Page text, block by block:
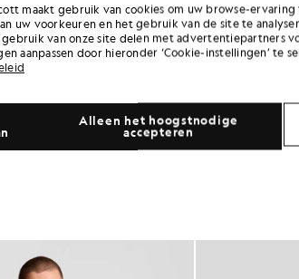
maakt gebruik van cookies om uw browse-
uw voorkeuren en het gebruik van de site te
van onze site delen met advertentiepartners
aanpassen door hieronder ‘Cookie-instellingen’ te
Alleen het hoogstnodige
accepteren